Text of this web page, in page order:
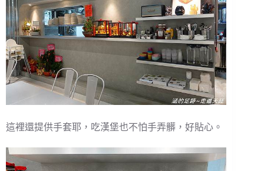
這裡還提供手套耶，吃漢堡也不怕手弄髒，好貼心。